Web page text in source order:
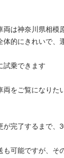
両は神奈川県相模
体的にきれいで、
試乗できます
両をご覧になりた
が完了するまで、
も可能ですが、そ